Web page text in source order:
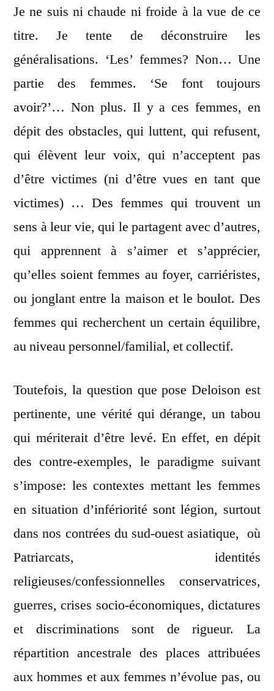
Je ne suis ni chaude ni froide à la vue de ce
titre. Je tente de déconstruire les
généralisations. ‘Les’ femmes? Non… Une
partie des femmes. ‘Se font toujours
avoir?’… Non plus. Il y a ces femmes, en
dépit des obstacles, qui luttent, qui refusent,
qui élèvent leur voix, qui n’acceptent pas
d’être victimes (ni d’être vues en tant que
victimes) … Des femmes qui trouvent un
sens à leur vie, qui le partagent avec d’autres,
qui apprennent à s’aimer et s’apprécier,
qu’elles soient femmes au foyer, carriéristes,
ou jonglant entre la maison et le boulot. Des
femmes qui recherchent un certain équilibre,
au niveau personnel/familial, et collectif.
Toutefois, la question que pose Deloison est
pertinente, une vérité qui dérange, un tabou
qui mériterait d’être levé. En effet, en dépit
des contre-exemples, le paradigme suivant
s’impose: les contextes mettant les femmes
en situation d’infériorité sont légion, surtout
dans nos contrées du sud-ouest asiatique, où
Patriarcats, identités
religieuses/confessionnelles conservatrices,
guerres, crises socio-économiques, dictatures
et discriminations sont de rigueur. La
répartition ancestrale des places attribuées
aux hommes et aux femmes n’évolue pas, ou